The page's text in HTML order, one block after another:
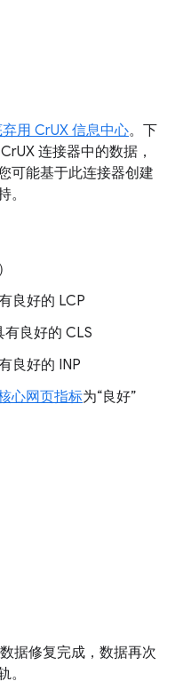
弃用 CrUX 信息中心。下
连接器中的数据，
可能基于此连接器创建
。
）
良好的 LCP
有良好的 CLS
良好的 INP
心网页指标为“良好”
据修复完成，数据再次
。